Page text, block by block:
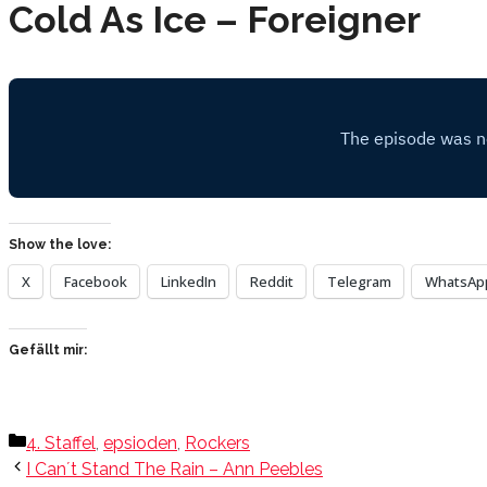
Cold As Ice – Foreigner
Show the love:
X Facebook LinkedIn Reddit Telegram
Gefällt mir:
Kategorien
4. Staffel, epsioden, Rockers
I Can´t Stand The Rain – Ann Peebles